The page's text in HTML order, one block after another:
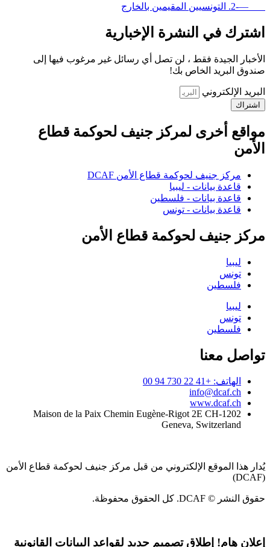
—-2. التونسيين المقيمين بالخارج
اشترك في النشرة الإخبارية
الأخبار الجيدة فقط ، لن تصل أي رسائل غير مرغوب فيها إلى
صندوق البريد الخاص بك!
البريد الإلكتروني
اشتراك
مواقع أخرى لمركز جنيف لحوكمة قطاع
الأمن
مركز جنيف لحوكمة قطاع الأمن DCAF
قاعدة بيانات - ليبيا
قاعدة بيانات - فلسطين
قاعدة بيانات - تونس
مركز جنيف لحوكمة قطاع الأمن
ليبيا
تونس
فلسطين
ليبيا
تونس
فلسطين
تواصل معنا
الهاتف: +41 22 730 94 00
info@dcaf.ch
www.dcaf.ch
Maison de la Paix Chemin Eugène-Rigot 2E CH-1202
Geneva, Switzerland
يُدار هذا الموقع الإلكتروني من قبل مركز جنيف لحوكمة قطاع الأمن
(DCAF)
حقوق النشر © DCAF. كل الحقوق محفوظة.
إعلان هام! إطلاق تصميم جديد لقواعد البيانات القانونية